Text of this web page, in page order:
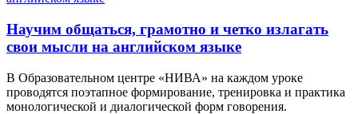
Научим общаться, грамотно и четко излагать
свои мысли на английском языке
В Образовательном центре «НИВА» на каждом уроке
проводятся поэтапное формирование, тренировка и практика
монологической и диалогической форм говорения.